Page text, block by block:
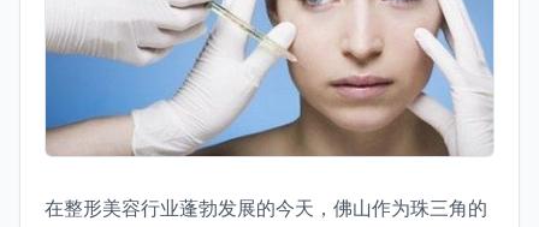
在整形美容行业蓬勃发展的今天，佛山作为珠三角的